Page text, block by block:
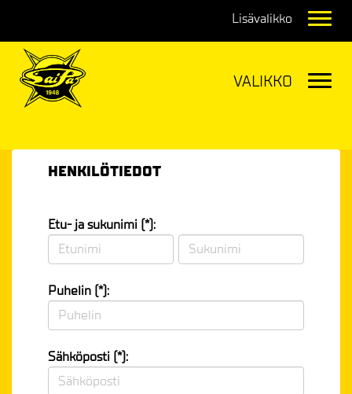
HENKILÖTIEDOT
Etu- ja sukunimi (*):
Puhelin (*):
Sähköposti (*):